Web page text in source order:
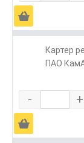
Ä
Картер
ПАО
- +
Ä